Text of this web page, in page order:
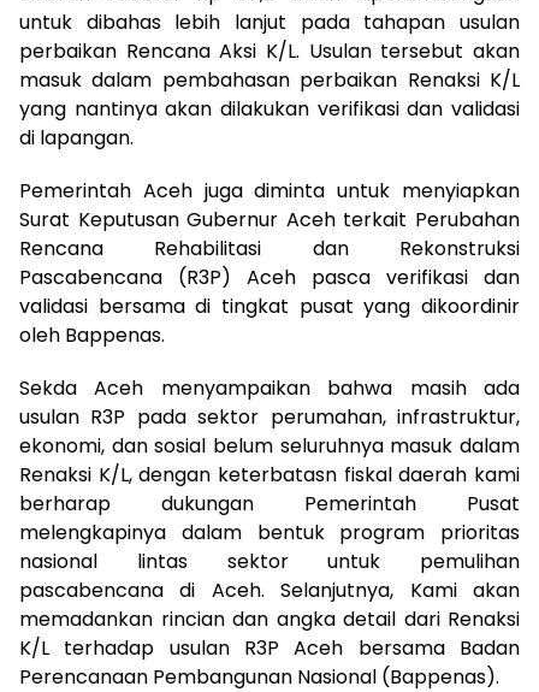
untuk dibahas lebih lanjut pada tahapan usulan
perbaikan Rencana Aksi K/L. Usulan tersebut akan
masuk dalam pembahasan perbaikan Renaksi K/L
yang nantinya akan dilakukan verifikasi dan validasi
di lapangan.
Pemerintah Aceh juga diminta untuk menyiapkan
Surat Keputusan Gubernur Aceh terkait Perubahan
Rencana Rehabilitasi dan Rekonstruksi
Pascabencana (R3P) Aceh pasca verifikasi dan
validasi bersama di tingkat pusat yang dikoordinir
oleh Bappenas.
Sekda Aceh menyampaikan bahwa masih ada
usulan R3P pada sektor perumahan, infrastruktur,
ekonomi, dan sosial belum seluruhnya masuk dalam
Renaksi K/L, dengan keterbatasn fiskal daerah kami
berharap dukungan Pemerintah Pusat
melengkapinya dalam bentuk program prioritas
nasional lintas sektor untuk pemulihan
pascabencana di Aceh. Selanjutnya, Kami akan
memadankan rincian dan angka detail dari Renaksi
K/L terhadap usulan R3P Aceh bersama Badan
Perencanaan Pembangunan Nasional (Bappenas).